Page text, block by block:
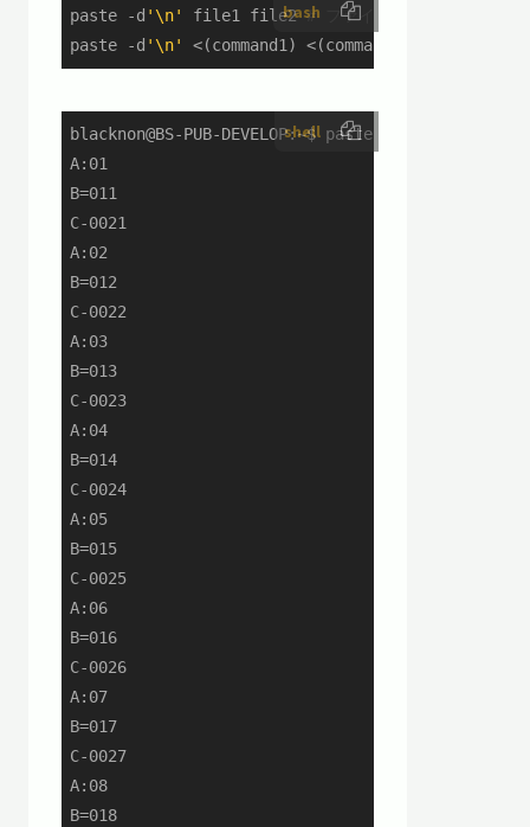
bash
paste -d '\n' file1 file2 # ファイルの場合
paste -d '\n' <(command1) <(command2)
shell
blacknon@BS-PUB-DEVELOP:~$ paste -d'\n'
A:01
B=011
C-0021
A:02
B=012
C-0022
A:03
B=013
C-0023
A:04
B=014
C-0024
A:05
B=015
C-0025
A:06
B=016
C-0026
A:07
B=017
C-0027
A:08
B=018